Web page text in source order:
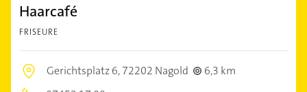
Haarcafé
FRISEURE
Gerichtsplatz 6,72202 Nagold
6,3 km